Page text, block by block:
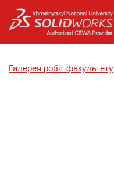
Перейти
до
Галерея робіт факультету